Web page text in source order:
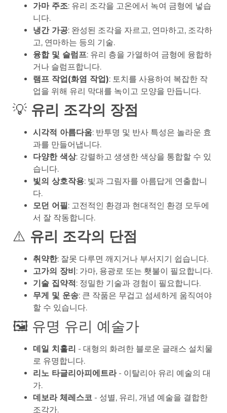
가마 주조: 유리 조각을 고온에서 녹여 금형에 넣습
니다.
냉간 가공: 완성된 조각을 자르고, 연마하고, 조각하
고, 연마하는 등의 기술.
융합 및 슬럼프: 유리 층을 가열하여 금형에 융합하
거나 슬럼프합니다.
램프 작업(화염 작업): 토치를 사용하여 복잡한 작
업을 위해 유리 막대를 녹이고 모양을 만듭니다.
💡 유리 조각의 장점
시각적 아름다움: 반투명 및 반사 특성은 놀라운 효
과를 만들어냅니다.
다양한 색상: 강렬하고 생생한 색상을 통합할 수 있
습니다.
빛의 상호작용: 빛과 그림자를 아름답게 연출합니
다.
모던 어필: 고전적인 환경과 현대적인 환경 모두에
서 잘 작동합니다.
⚠️ 유리 조각의 단점
취약한: 잘못 다루면 깨지거나 부서지기 쉽습니다.
고가의 장비: 가마, 용광로 또는 횃불이 필요합니다.
기술 집약적: 정밀한 기술과 경험이 필요합니다.
무게 및 운송: 큰 작품은 무겁고 섬세하게 움직여야
할 수 있습니다.
🖼️ 유명 유리 예술가
데일 치훌리 - 대형의 화려한 블로운 글래스 설치물
로 유명합니다.
리노 타글리아피에트라- 이탈리아 유리 예술의 대
가.
데보라 체레스코 - 성별, 유리, 개념 예술을 결합한
조각가.